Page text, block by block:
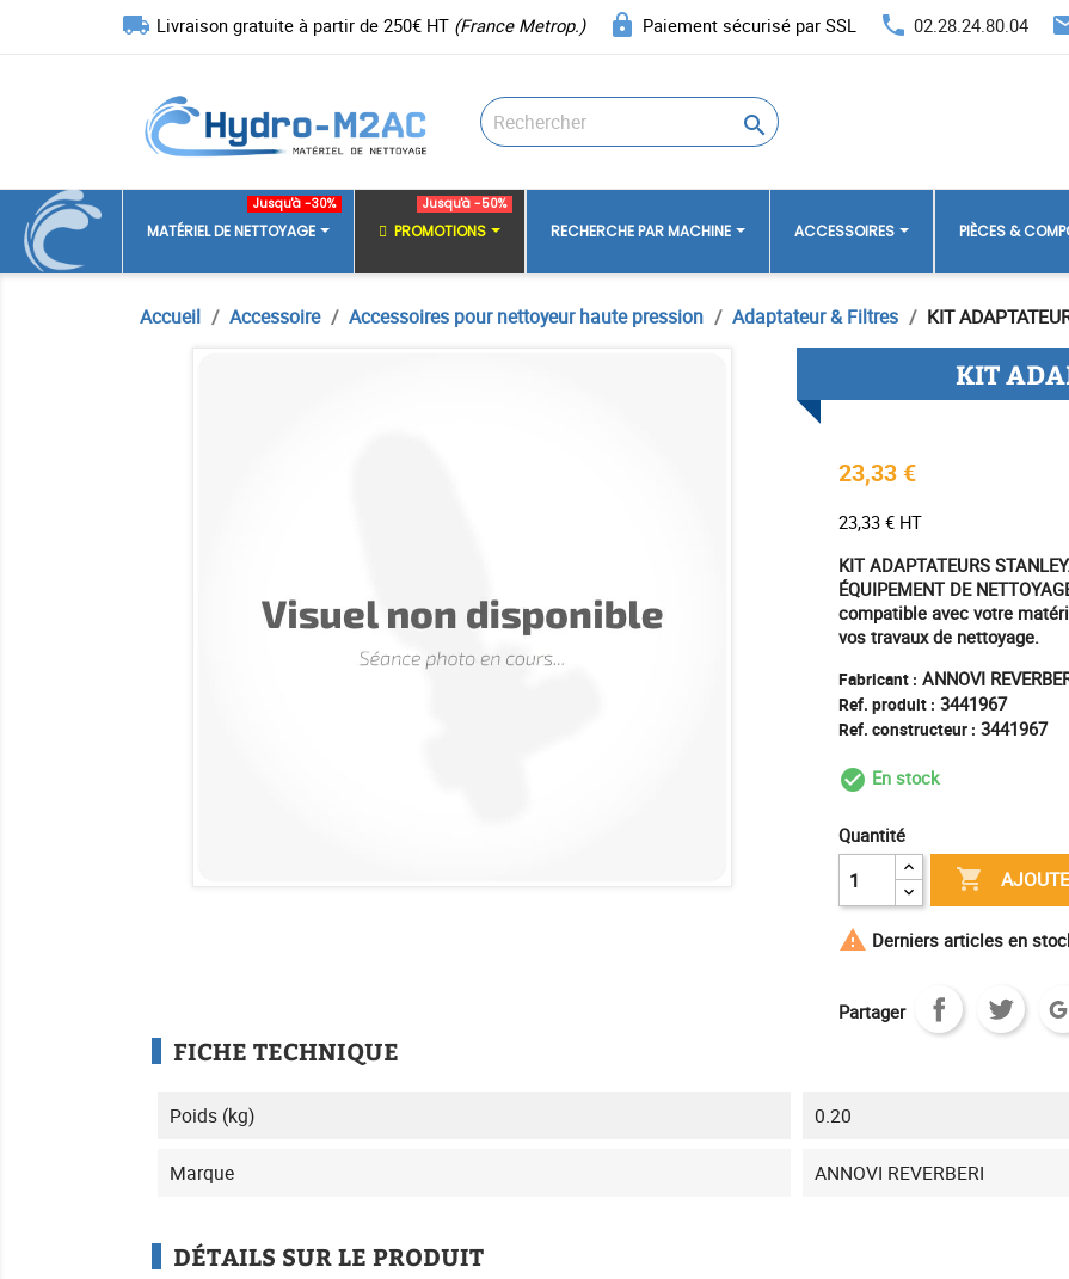
local_shipping Livraison gratuite à partir de 250€ HT (France Metrop.) lock Paiement sécurisé par SSL phone 02.28.24.80.04

MATÉRIEL DE NETTOYAGE
Jusqu'à -30%
PROMOTIONS
Jusqu'à -50%
RECHERCHE PAR MACHINE ACCESSOIRES PIÈCES &
Accueil Accessoire Accessoires pour nettoyeur haute pression Adaptateur & Filtres KIT
KIT
23,33 €
23,33 € HT
KIT ADAPTATEURS
ÉQUIPEMENT DE
compatible avec votre
vos travaux de nettoyage.
Fabricant : ANNOVI
Ref. produit : 3441967
Ref. constructeur : 3441967
En stock
Quantité

 Derniers articles en
Partager
FICHE TECHNIQUE
Poids (kg) 0.20
Marque ANNOVI REVERBERI
DÉTAILS SUR LE PRODUIT